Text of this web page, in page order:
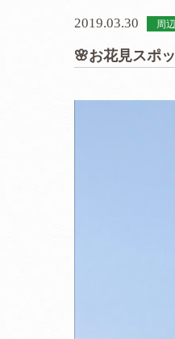
2019.03.30 周
🌸お花見スポ